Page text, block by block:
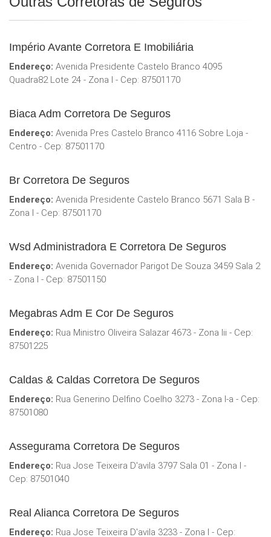
Império Avante Corretora E Imobiliária
Endereço: Avenida Presidente Castelo Branco 4095
Quadra82 Lote 24 - Zona I - Cep: 87501170
Biaca Adm Corretora De Seguros
Endereço: Avenida Pres Castelo Branco 4116 Sobre Loja -
Centro - Cep: 87501170
Br Corretora De Seguros
Endereço: Avenida Presidente Castelo Branco 5671 Sala B -
Zona I - Cep: 87501170
Wsd Administradora E Corretora De Seguros
Endereço: Avenida Governador Parigot De Souza 3459 Sala 2
- Zona I - Cep: 87501150
Megabras Adm E Cor De Seguros
Endereço: Rua Ministro Oliveira Salazar 4673 - Zona Iii - Cep:
87501225
Caldas & Caldas Corretora De Seguros
Endereço: Rua Generino Delfino Coelho 3273 - Zona I-a - Cep:
87501080
Assegurama Corretora De Seguros
Endereço: Rua Jose Teixeira D'avila 3797 Sala 01 - Zona I -
Cep: 87501040
Real Alianca Corretora De Seguros
Endereço: Rua Jose Teixeira D'avila 3233 - Zona I - Cep: